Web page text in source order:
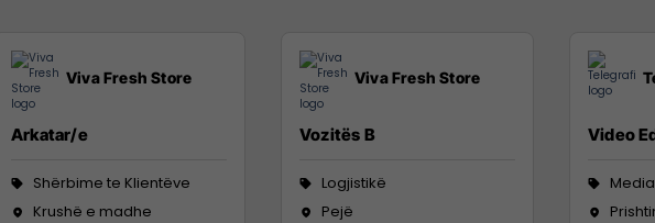
Viva Fresh Store
Arkatar/e
Shërbime te Klientëve
Krushë e madhe
Viva Fresh Store
Vozitës B
Logjistikë
Pejë
Video
Media